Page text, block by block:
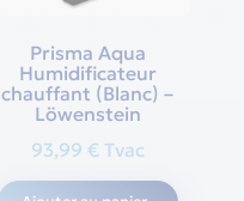
Prisma Aqua
Humidificateur
chauffant (Blanc) –
Löwenstein
93,99 € Tvac